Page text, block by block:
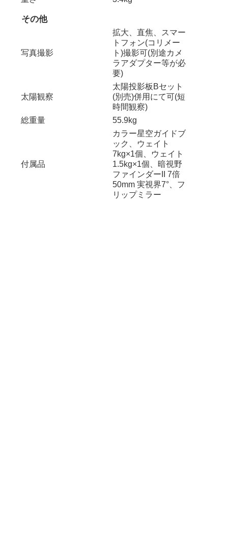
その他
写真撮影
拡大、直焦、スマー
トフォン(コリメー
ト)撮影可(別途カメ
ラアダプター等が必
要)
太陽観察
太陽投影板Bセット
(別売)併用にて可(短
時間観察)
総重量
55.9kg
付属品
カラー星空ガイドブ
ック、ウェイト
7kg×1個、ウェイト
1.5kg×1個、暗視野
ファインダーII 7倍
50mm 実視界7°、フ
リップミラー